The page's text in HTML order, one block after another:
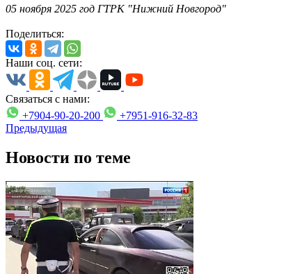
05 ноября 2025 год ГТРК "Нижний Новгород"
Поделиться:
Наши соц. сети:
Связаться с нами:
+7904-90-20-200
+7951-916-32-83
Предыдущая
Новости по теме